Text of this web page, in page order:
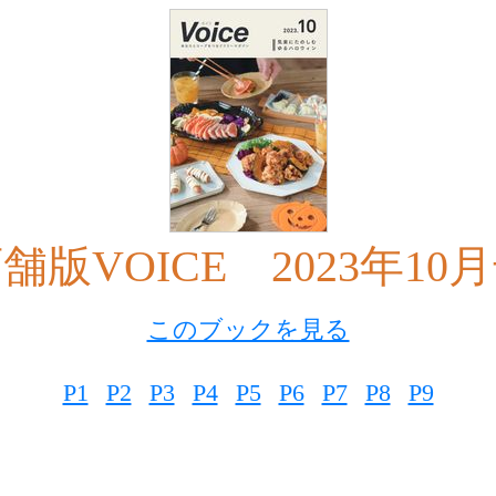
版VOICE 2023年10
このブックを見る
P1 P2 P3 P4 P5 P6 P7 P8 P9